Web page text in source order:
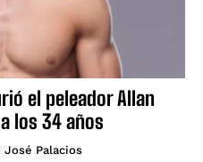
el peleador Allan
los 34 años
José Palacios